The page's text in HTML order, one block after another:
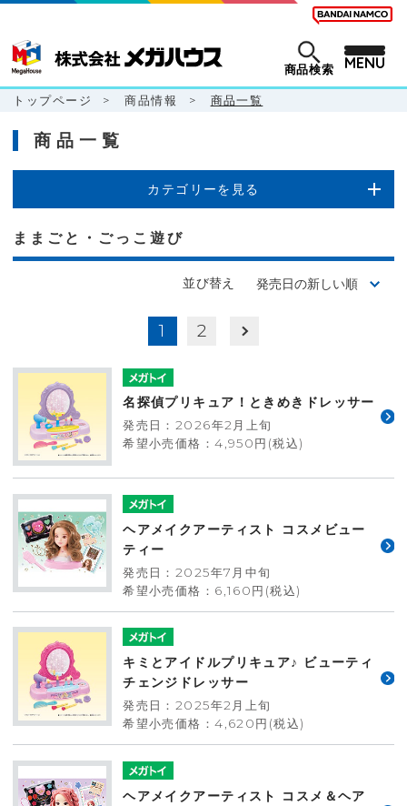
商品検索 MENU
トップページ > 商品情報 > 商品一覧
商品一覧
カテゴリーを見る
ままごと・ごっこ遊び
並び替え
1 2
名探偵プリキュア！ときめきドレッサー
発売日：2026年2月上旬
希望小売価格：4,950円(税込)
ヘアメイクアーティスト コスメビュー
ティー
発売日：2025年7月中旬
希望小売価格：6,160円(税込)
キミとアイドルプリキュア♪ ビューティ
チェンジドレッサー
発売日：2025年2月上旬
希望小売価格：4,620円(税込)
ヘアメイクアーティスト コスメ＆ヘア